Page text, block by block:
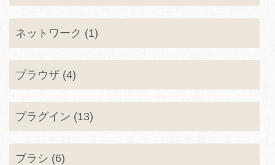
ネットワーク (1)
ブラウザ (4)
プラグイン (13)
ブラシ (6)